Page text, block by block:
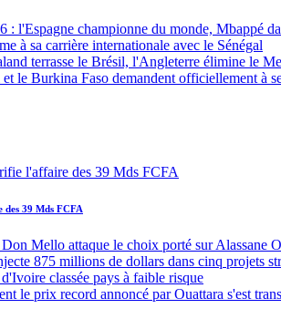
: l'Espagne championne du monde, Mbappé
à sa carrière internationale avec le Sénégal
terrasse le Brésil, l'Angleterre élimine le
le Burkina Faso demandent officiellement à
39 Mds FCFA
Mello attaque le choix porté sur Alassane
875 millions de dollars dans cinq projets
classée pays à faible risque
le prix record annoncé par Ouattara s'est